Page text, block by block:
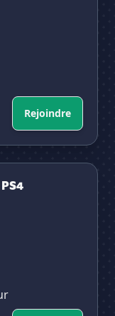
Rejoindre